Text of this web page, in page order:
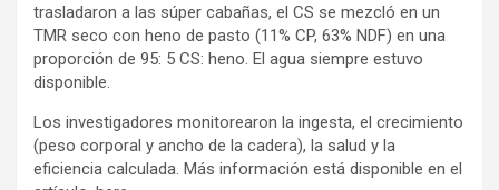
trasladaron a las súper cabañas, el CS se mezcló en un
TMR seco con heno de pasto (11% CP, 63% NDF) en una
proporción de 95: 5 CS: heno. El agua siempre estuvo
disponible.
Los investigadores monitorearon la ingesta, el crecimiento
(peso corporal y ancho de la cadera), la salud y la
eficiencia calculada. Más información está disponible en el